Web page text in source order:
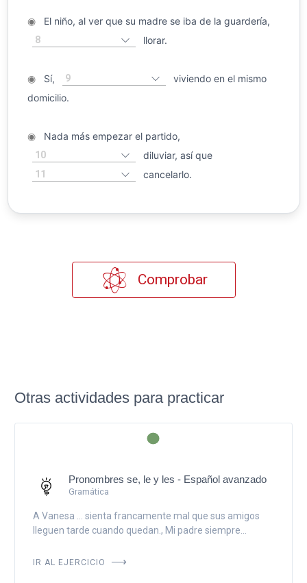
◉El niño, al ver que su madre se iba de la guardería,
8 llorar.
◉Sí, 9
viviendo en el mismo
domicilio.
◉Nada más empezar el partido,
10 diluviar, así que
11 cancelarlo.
Comprobar
Otras actividades para practicar
Pronombres se, le y les - Español avanzado
Gramática
A Vanesa ... sienta francamente mal que sus amigos
lleguen tarde cuando quedan., Mi padre siempre...
IR AL EJERCICIO